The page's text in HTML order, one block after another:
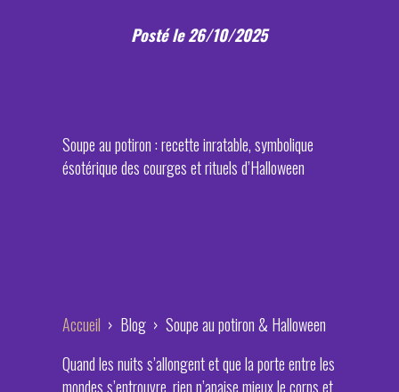
Posté le 26/10/2025
Soupe au potiron : recette inratable, symbolique
ésotérique des courges et rituels d’Halloween
Accueil › Blog › Soupe au potiron & Halloween
Quand les nuits s’allongent et que la porte entre les
mondes s’entrouvre, rien n’apaise mieux le corps et